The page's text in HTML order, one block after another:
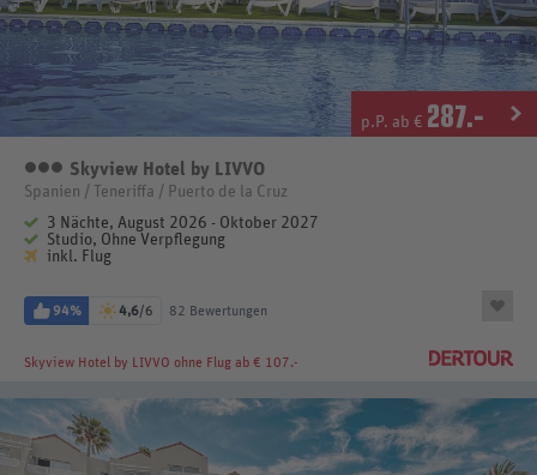
p.P. ab € 287.-
3 Sterne
Skyview Hotel by LIVVO
Spanien / Teneriffa / Puerto de la Cruz
3 Nächte, August 2026 - Oktober 2027
Studio, Ohne Verpflegung
inkl. Flug
94% 4,6/6 82 Bewertungen
Skyview Hotel by LIVVO ohne Flug ab € 107.-